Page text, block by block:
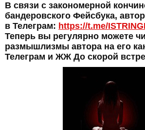
В связи с закономерной
бандеровского Фейсбука,
в Телеграм: https://t.me/
Теперь вы регулярно можете
размышлизмы автора на его
Телеграм и ЖЖ До скорой